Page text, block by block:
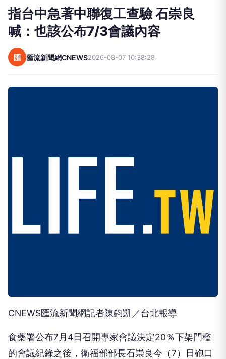
指台中急著中聯復工查驗 石崇良
喊：也該公布7/3會議內容
匯 匯流新聞網CNEWS2026-08-07 10:38:28
CNEWS匯流新聞網記者陳鈞凱／台北報導
食藥署公布7月4日召開專家會議決定20％下架門檻
的會議紀錄之後，衛福部部長石崇良今（7）日砲口